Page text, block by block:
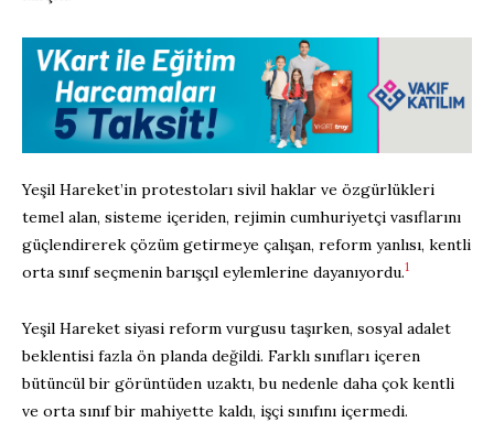
Yeşil Hareket’in protestoları sivil haklar ve özgürlükleri
temel alan, sisteme içeriden, rejimin cumhuriyetçi vasıflarını
güçlendirerek çözüm getirmeye çalışan, reform yanlısı, kentli
orta sınıf seçmenin barışçıl eylemlerine dayanıyordu.1
Yeşil Hareket siyasi reform vurgusu taşırken, sosyal adalet
beklentisi fazla ön planda değildi. Farklı sınıfları içeren
bütüncül bir görüntüden uzaktı, bu nedenle daha çok kentli
ve orta sınıf bir mahiyette kaldı, işçi sınıfını içermedi.